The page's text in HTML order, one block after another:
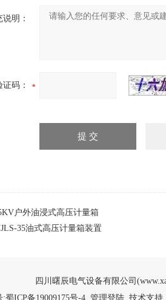
说明：
证码：
户外油浸式高压计量箱
35油式高压计量箱装置
四川曙辰电气设备有限公司
蜀ICP备19009175号-4 管理登陆 技术支持